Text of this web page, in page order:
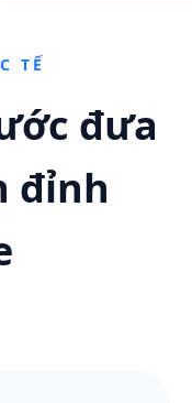
TẾ
đưa
đỉnh